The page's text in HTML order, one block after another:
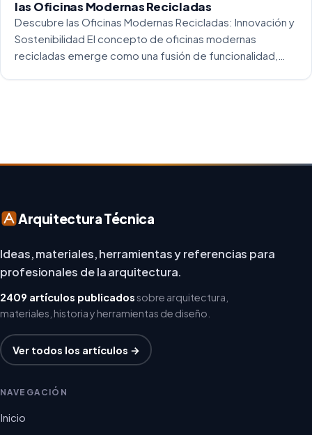
las Oficinas Modernas Recicladas
Descubre las Oficinas Modernas Recicladas: Innovación y
Sostenibilidad El concepto de oficinas modernas
recicladas emerge como una fusión de funcionalidad,
Arquitectura Técnica
Ideas, materiales, herramientas y referencias para
profesionales de la arquitectura.
2409 artículos publicadossobre arquitectura,
materiales, historia y herramientas de diseño.
Ver todos los artículos →
NAVEGACIÓN
Inicio